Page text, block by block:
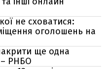
не сховатися:
оголошень на
ще одна
– РНБО